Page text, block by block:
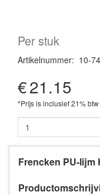
Per stuk
Artikelnummer: 10-
€21.15
*Prijs is inclusief 21% btw
Frencken PU-lijm